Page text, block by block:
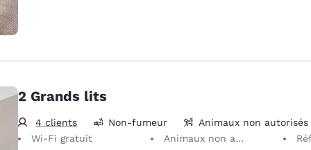
2 Grands lits
4 clients Non-fumeur
Animaux non autorisés
Wi-Fi gratuit
Animaux non autorisés Seuls les animaux d’assistance sont autorisés, sans frais.